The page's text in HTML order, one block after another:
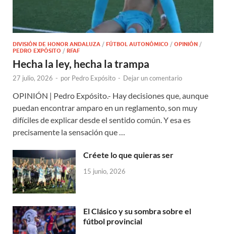
DIVISIÓN DE HONOR ANDALUZA / FÚTBOL AUTONÓMICO / OPINIÓN /
PEDRO EXPÓSITO / RFAF
Hecha la ley, hecha la trampa
27 julio, 2026 - por Pedro Expósito - Dejar un comentario
OPINIÓN | Pedro Expósito.- Hay decisiones que, aunque
puedan encontrar amparo en un reglamento, son muy
difíciles de explicar desde el sentido común. Y esa es
precisamente la sensación que …
Créete lo que quieras ser
15 junio, 2026
El Clásico y su sombra sobre el
fútbol provincial